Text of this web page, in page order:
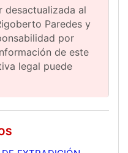
desactualizada al
Paredes y
por
de este
legal puede